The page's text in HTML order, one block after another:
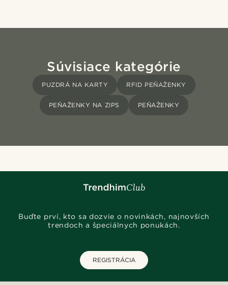
Súvisiace kategórie
PUZDRÁ NA KARTY RFID PEŇAŽENKY
PEŇAŽENKY NA ZIPS PEŇAŽENKY
Buďte prví, kto sa dozvie o novinkách, najnovších
trendoch a špeciálnych ponukách.
REGISTRÁCIA